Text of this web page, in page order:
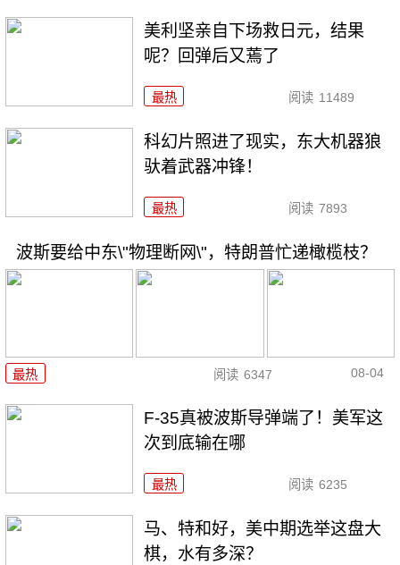
美利坚亲自下场救日元，结果
呢？回弹后又蔫了
最热 阅读 11489
科幻片照进了现实，东大机器狼
驮着武器冲锋！
最热 阅读 7893
波斯要给中东\"物理断网\"，特朗普忙递橄榄枝？
最热 阅读 6347 08-04
F-35真被波斯导弹端了！美军这
次到底输在哪
最热 阅读 6235
马、特和好，美中期选举这盘大
棋，水有多深？